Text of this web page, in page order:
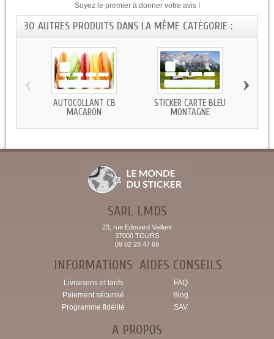
Soyez le premier à donner votre avis !
30 AUTRES PRODUITS DANS LA MÊME CATÉGORIE :
AUTOCOLLANT CB
MACARON
STICKER CARTE BLEU
MONTAGNE
‹ ›
SARL LMDS
23, rue Edouard Vaillant
37000 TOURS
09 82 28 47 69
INFORMATIONS
Livraisons et tarifs
Paiement sécurisé
Programme fidélité
AIDES CONSEILS
FAQ
Blog
SAV
A PROPOS